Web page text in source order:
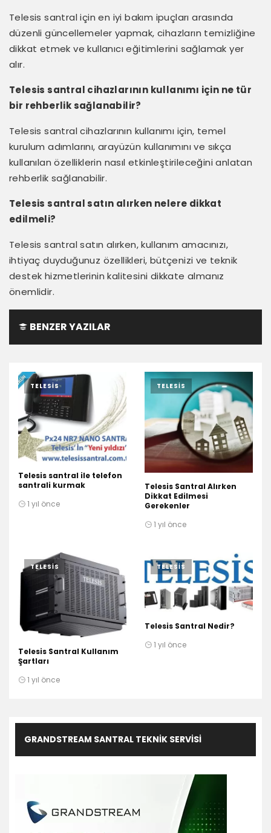
Telesis santral için en iyi bakım ipuçları arasında
düzenli güncellemeler yapmak, cihazların temizliğine
dikkat etmek ve kullanıcı eğitimlerini sağlamak yer
alır.
Telesis santral cihazlarının kullanımı için ne tür
bir rehberlik sağlanabilir?
Telesis santral cihazlarının kullanımı için, temel
kurulum adımlarını, arayüzün kullanımını ve sıkça
kullanılan özelliklerin nasıl etkinleştirileceğini anlatan
rehberlik sağlanabilir.
Telesis santral satın alırken nelere dikkat
edilmeli?
Telesis santral satın alırken, kullanım amacınızı,
ihtiyaç duyduğunuz özellikleri, bütçenizi ve teknik
destek hizmetlerinin kalitesini dikkate almanız
önemlidir.
BENZER YAZILAR
TELESIS
Telesis santral ile telefon
santrali kurmak
1 yıl önce
TELESIS
Telesis Santral Alırken
Dikkat Edilmesi
Gerekenler
1 yıl önce
TELESIS
Telesis Santral Kullanım
Şartları
1 yıl önce
TELESIS
Telesis Santral Nedir?
1 yıl önce
GRANDSTREAM SANTRAL TEKNIK SERVISI